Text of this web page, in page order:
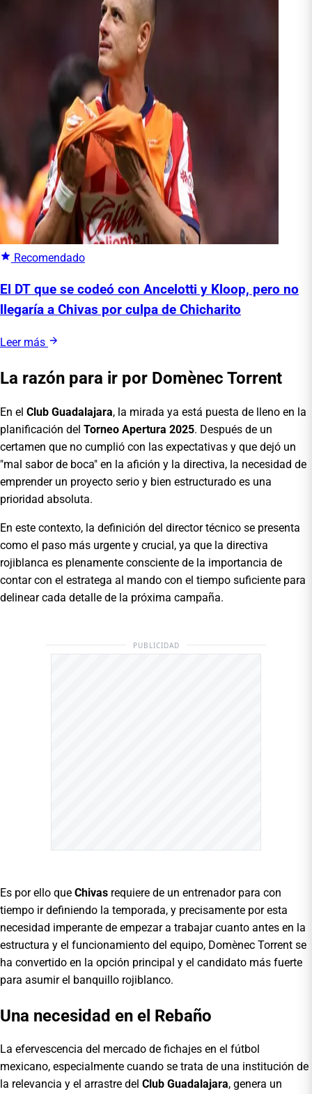
Recomendado
El DT que se codeó con Ancelotti y Kloop, pero no
llegaría a Chivas por culpa de Chicharito
Leer más
La razón para ir por Domènec Torrent
En el Club Guadalajara, la mirada ya está puesta de lleno en la
planificación del Torneo Apertura 2025. Después de un
certamen que no cumplió con las expectativas y que dejó un
"mal sabor de boca" en la afición y la directiva, la necesidad de
emprender un proyecto serio y bien estructurado es una
prioridad absoluta.
En este contexto, la definición del director técnico se presenta
como el paso más urgente y crucial, ya que la directiva
rojiblanca es plenamente consciente de la importancia de
contar con el estratega al mando con el tiempo suficiente para
delinear cada detalle de la próxima campaña.
PUBLICIDAD
Es por ello que Chivas requiere de un entrenador para con
tiempo ir definiendo la temporada, y precisamente por esta
necesidad imperante de empezar a trabajar cuanto antes en la
estructura y el funcionamiento del equipo, Domènec Torrent se
ha convertido en la opción principal y el candidato más fuerte
para asumir el banquillo rojiblanco.
Una necesidad en el Rebaño
La efervescencia del mercado de fichajes en el fútbol
mexicano, especialmente cuando se trata de una institución de
la relevancia y el arrastre del Club Guadalajara, genera un